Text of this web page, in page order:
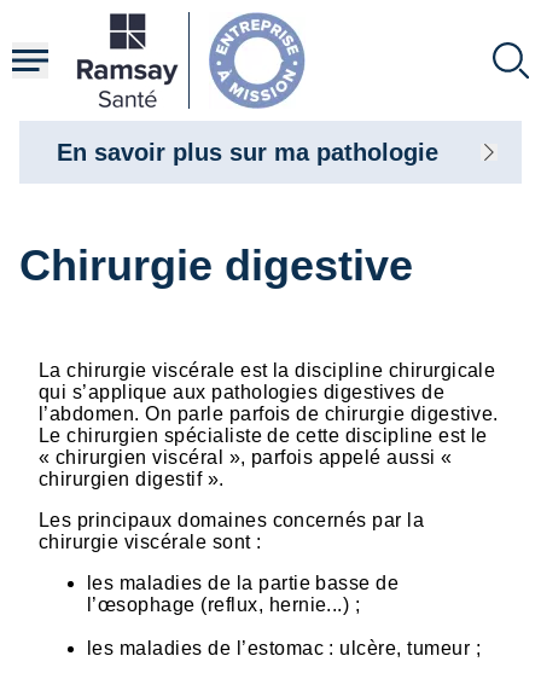
contenu
principal
Chirurgie digestive
La chirurgie viscérale est la discipline chirurgicale
qui s’applique aux pathologies digestives de
l’abdomen. On parle parfois de chirurgie digestive.
Le chirurgien spécialiste de cette discipline est le
« chirurgien viscéral », parfois appelé aussi «
chirurgien digestif ».
Les principaux domaines concernés par la
chirurgie viscérale sont :
les maladies de la partie basse de
l’œsophage (reflux, hernie...) ;
les maladies de l’estomac : ulcère, tumeur ;
En savoir plus sur ma pathologie